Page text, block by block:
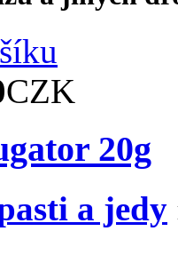
CZK
20g
a jedy